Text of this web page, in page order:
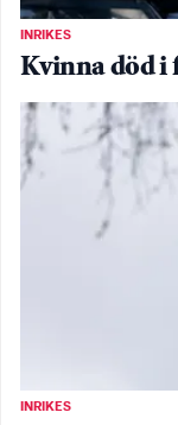
INRIKES
Kvinna död i
INRIKES